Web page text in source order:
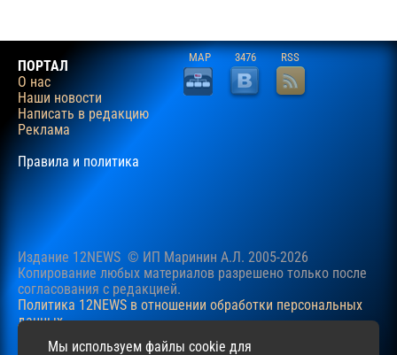
ПОРТАЛ
О нас
Наши новости
Написать в редакцию
Реклама
Правила и политика
MAP 3476 RSS
Издание 12NEWS © ИП Маринин А.Л. 2005-2026
Копирование любых материалов разрешено только после
согласования c редакцией.
Политика 12NEWS в отношении обработки персональных
данных
Наш сайт использует файлы cookie для учучшения
Мы используем файлы cookie для